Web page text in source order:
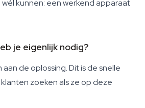
wél kunnen: een werkend apparaat
je eigenlijk nodig?
de oplossing. Dit is de snelle
zoeken als ze op deze